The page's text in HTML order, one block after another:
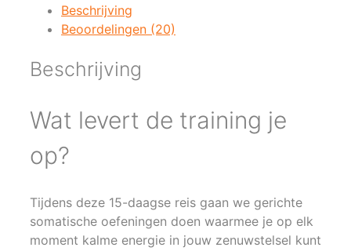
Beschrijving
Beoordelingen (20)
Beschrijving
Wat levert de training je
op?
Tijdens deze 15-daagse reis gaan we gerichte
somatische oefeningen doen waarmee je op elk
moment kalme energie in jouw zenuwstelsel kunt